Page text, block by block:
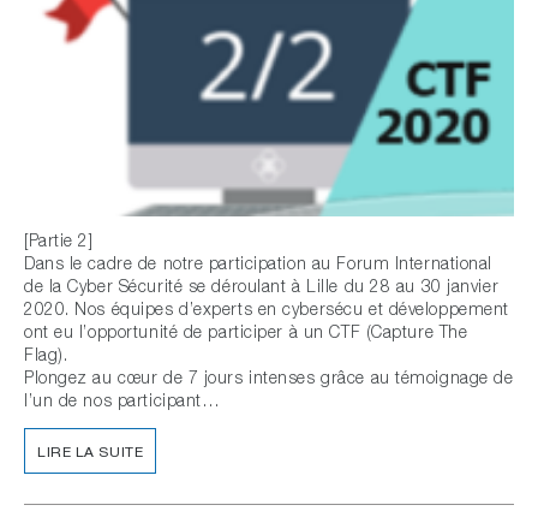
[Partie 2]
Dans le cadre de notre participation au Forum International
de la Cyber Sécurité se déroulant à Lille du 28 au 30 janvier
2020. Nos équipes d’experts en cybersécu et développement
ont eu l’opportunité de participer à un CTF (Capture The
Flag).
Plongez au cœur de 7 jours intenses grâce au témoignage de
l’un de nos participant…
LIRE LA SUITE